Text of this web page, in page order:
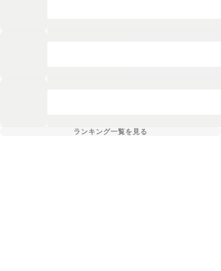
ランキング一覧を見る